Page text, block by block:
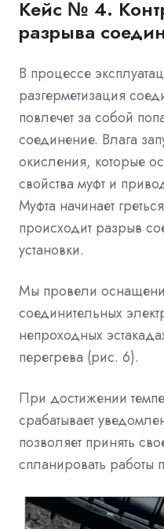
Кейс № 4.
разрыва
В процессе
разгерметизация
повлечет за собой
соединение. Влага
окисления, которые
свойства муфт и
Муфта начинает
происходит разрыв
установки.
Мы провели
соединительных
непроходных
перегрева (рис. 6).
При достижении
срабатывает
позволяет принять
спланировать работы